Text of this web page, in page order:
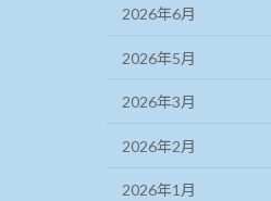
2026年6月
2026年5月
2026年3月
2026年2月
2026年1月